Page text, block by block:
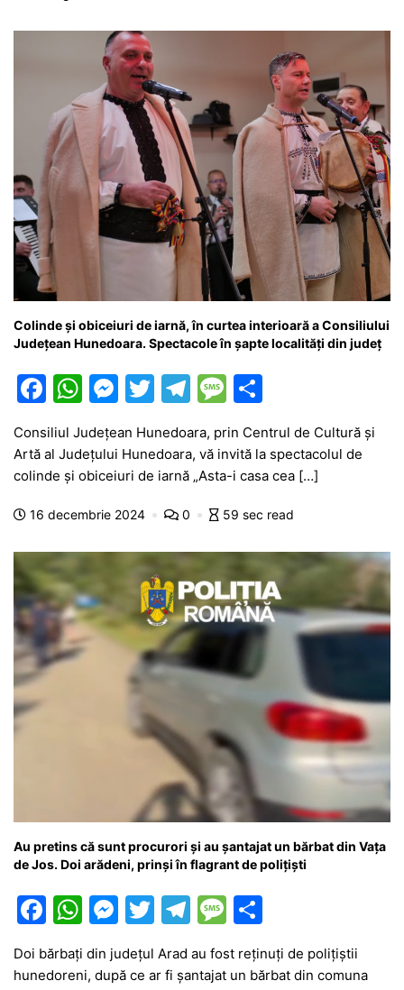
o p g
er
m
e ă
Colinde și obiceiuri de iarnă, în curtea interioară a Consiliului
Județean Hunedoara. Spectacole în șapte localități din județ
F
a
c
e
b
o
k
W
at
s
A
p
M
s
s
e
g
er
T
itt
er
T
e
gr
a
m
M
e
s
s
a
e
ta
je
a
ă
Consiliul Județean Hunedoara, prin Centrul de Cultură și
Artă al Județului Hunedoara, vă invită la spectacolul de
colinde și obiceiuri de iarnă „Asta-i casa cea […]
16 decembrie 2024 0 59 sec read
Au pretins că sunt procurori și au șantajat un bărbat din Vața
de Jos. Doi arădeni, prinși în flagrant de polițiști
F
c
W
h
at
M
s
T
itt
T
el
e
M
s
ar
ta
Doi bărbați din județul Arad au fost reținuți de polițiștii
hunedoreni, după ce ar fi șantajat un bărbat din comuna